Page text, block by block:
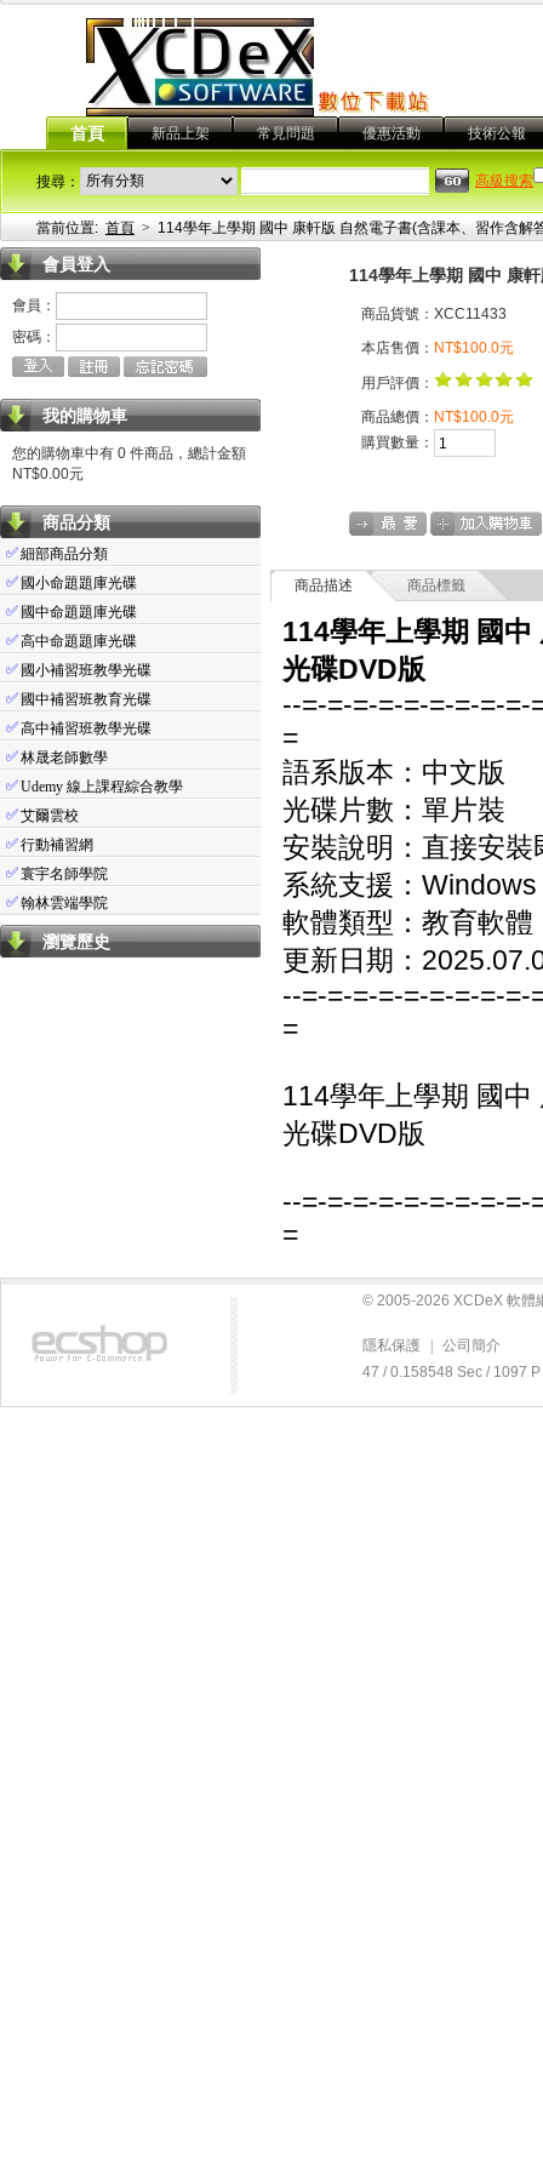
首頁 新品上架 常見問題 優惠活動 技術公報
搜尋： 高級搜索
當前位置: 首頁 > 114學年上學期 國中 康軒版 自然電子書(含課本、習作含解
會員登入
會員：
密碼：
我的購物車
您的購物車中有 0 件商品，總計金額
NT$0.00元
商品分類
✅細部商品分類
✅ 國小命題題庫光碟
✅ 國中命題題庫光碟
✅高中命題題庫光碟
✅ 國小補習班教學光碟
✅ 國中補習班教育光碟
✅高中補習班教學光碟
✅林晟老師數學
✅Udemy 線上課程綜合教學
✅艾爾雲校
✅行動補習網
✅寰宇名師學院
✅翰林雲端學院
瀏覽歷史
114學年上學期 國中 康
商品貨號：XCC11433
本店售價： NT$100.0元
用戶評價：
商品總價： NT$100.0元
購買數量：
商品描述 商品標籤
114學年上學期 國
光碟DVD版
--=-=-=-=-=-=-=-=-=-
=
語系版本：中文版
光碟片數：單片裝
安裝說明：直接安裝
系統支援：
軟體類型：教育軟體
更新日期：
--=-=-=-=-=-=-=-=-=-
=
114學年上學期 國
光碟DVD版
--=-=-=-=-=-=-=-=-=-
=
© 2005-2026 XCDeX 軟體
隱私保護
公司簡介
47 / 0.158548 Sec / 1097